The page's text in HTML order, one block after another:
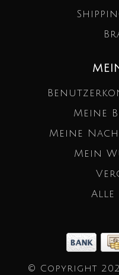
Meine
Meine
Mein
Alle
© Copyright